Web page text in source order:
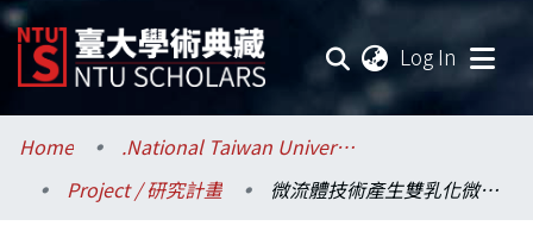
Log In
Communities & Collections
Research Outputs
Home
.National Taiwan University / 國立臺灣大學
Project / 研究計畫
微流體技術產生雙乳化微膠囊之研究